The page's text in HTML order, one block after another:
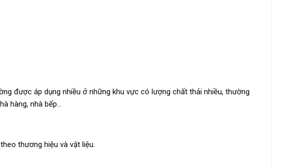
được áp dụng nhiều ở những khu vực có lượng chất thải nhiều, thường
hàng, nhà bếp…
thương hiệu và vật liệu.